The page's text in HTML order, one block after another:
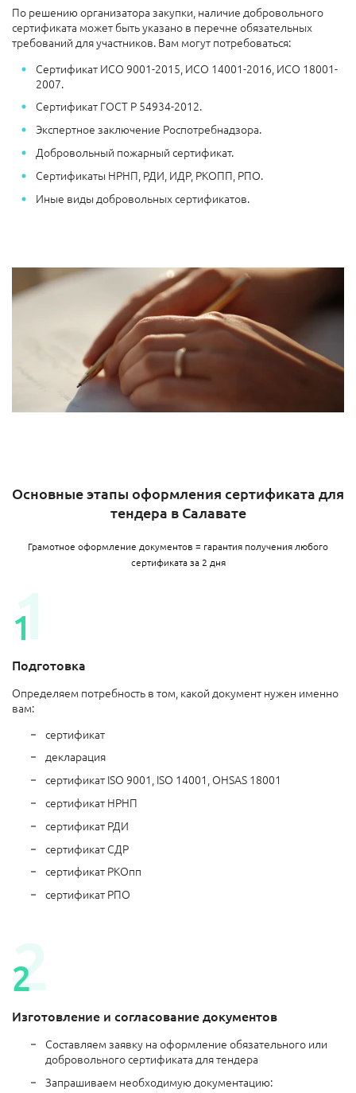
По решению организатора закупки, наличие добровольного
сертификата может быть указано в перечне обязательных
требований для участников. Вам могут потребоваться:
Сертификат ИСО 9001-2015, ИСО 14001-2016, ИСО 18001-
2007.
Сертификат ГОСТ Р 54934-2012.
Экспертное заключение Роспотребнадзора.
Добровольный пожарный сертификат.
Сертификаты НРНП, РДИ, ИДР, РКОПП, РПО.
Иные виды добровольных сертификатов.
Основные этапы оформления сертификата для
тендера в Салавате
Грамотное оформление документов = гарантия получения любого
сертификата за 2 дня
Подготовка
Определяем потребность в том, какой документ нужен именно
вам:
сертификат
декларация
сертификат ISO 9001, ISO 14001, OHSAS 18001
сертификат НРНП
сертификат РДИ
сертификат СДР
сертификат РКОпп
сертификат РПО
Изготовление и согласование документов
Составляем заявку на оформление обязательного или
добровольного сертификата для тендера
Запрашиваем необходимую документацию: